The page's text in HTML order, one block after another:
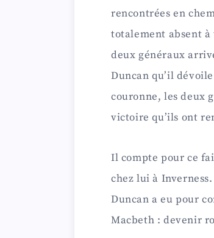
rencontrées en
totalement absent à
deux généraux
Duncan qu’il
couronne, les deux
victoire qu’ils ont
Il compte pour ce
chez lui à
Duncan a eu pour
Macbeth : devenir